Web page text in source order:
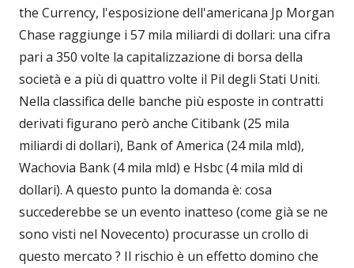
the Currency, l'esposizione dell'americana Jp Morgan
Chase raggiunge i 57 mila miliardi di dollari: una cifra
pari a 350 volte la capitalizzazione di borsa della
società e a più di quattro volte il Pil degli Stati Uniti.
Nella classifica delle banche più esposte in contratti
derivati figurano però anche Citibank (25 mila
miliardi di dollari), Bank of America (24 mila mld),
Wachovia Bank (4 mila mld) e Hsbc (4 mila mld di
dollari). A questo punto la domanda è: cosa
succederebbe se un evento inatteso (come già se ne
sono visti nel Novecento) procurasse un crollo di
questo mercato ? Il rischio è un effetto domino che